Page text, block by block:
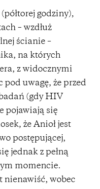
godziny),
– wzdłuż
ścianie –
na których
z widocznymi
uwagę, że przed
(gdy HIV
pojawiają się
że Anioł jest
postępującej,
jednak z pełną
momencie.
nienawiść, wobec